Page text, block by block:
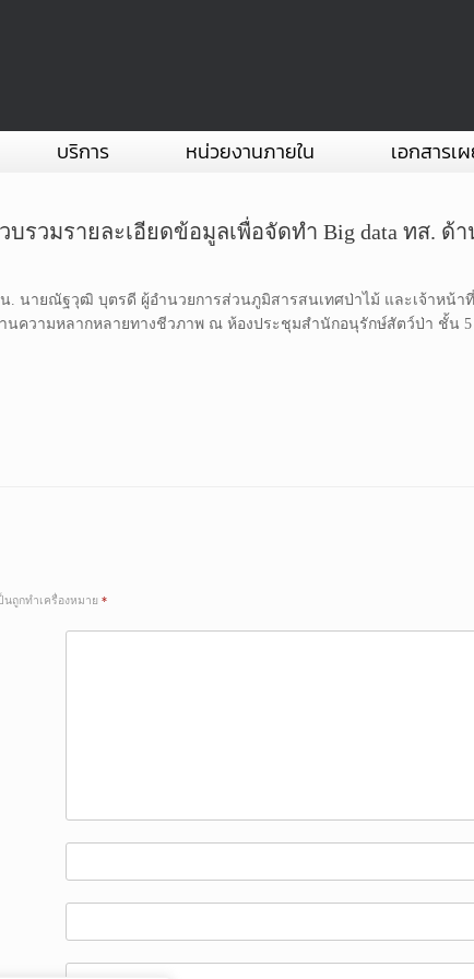
บริการ หน่วยงานภายใน เอกสารเ
บรวมรายละเอียดข้อมูลเพื่อจัดทำ Big data ทส.
น. นายณัฐวุฒิ บุตรดี ผู้อำนวยการส่วนภูมิสารสนเทศป่าไม้ และเจ้าหน้
านความหลากหลายทางชีวภาพ ณ ห้องประชุมสำนักอนุรักษ์สัตว์ป่า ชั้
นถูกทำเครื่องหมาย *